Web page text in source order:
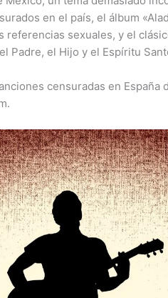
en el país, el álbum
sexuales, y el
Padre, el Hijo y el Espíritu
censuradas en